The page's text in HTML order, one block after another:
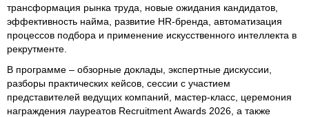
трансформация рынка труда, новые ожидания кандидатов,
эффективность найма, развитие HR-бренда, автоматизация
процессов подбора и применение искусственного интеллекта в
рекрутменте.
В программе – обзорные доклады, экспертные дискуссии,
разборы практических кейсов, сессии с участием
представителей ведущих компаний, мастер-класс, церемония
награждения лауреатов Recruitment Awards 2026, а также